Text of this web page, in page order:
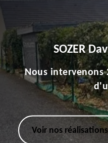
SOZER
Nous intervenons
Voir nos réalisations